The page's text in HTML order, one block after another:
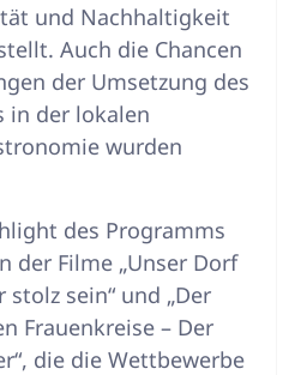
und Nachhaltigkeit
Auch die Chancen
der Umsetzung des
in der lokalen
wurden
des Programms
der Filme „Unser Dorf
sein“ und „Der
Frauenkreise – Der
die die Wettbewerbe